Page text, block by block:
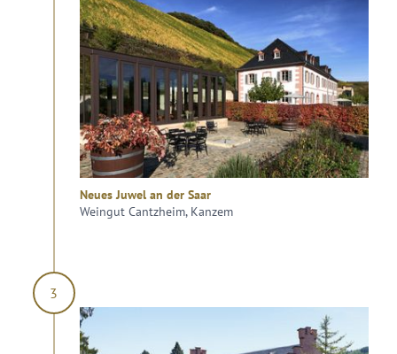
Neues Juwel an der Saar
Weingut Cantzheim, Kanzem
3